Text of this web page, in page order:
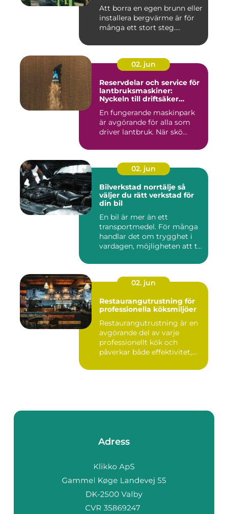
Att borra en egen brunn eller
installera bergvärme är för
många ett stort steg....
02. jun
Reservdelar och service för
lantbruksmaskiner:
Nyckeln till driftsäker
En fungerande maskinpark
är avgörande för alla som
driver lantbruk. När skö...
02. jun
Bilverkstad norrtälje så
väljer du rätt verkstad för
din bil
En bil är mer än ett
transportmedel. För många
handlar det om trygghet i
vardagen, möjligheten att t...
02. jun
Restaurangutrustning för
professionella köksmiljöer
Restaurangutrustning är en
avgörande del av varje
professionellt kök och
påverkar både effektivitet,...
Adress